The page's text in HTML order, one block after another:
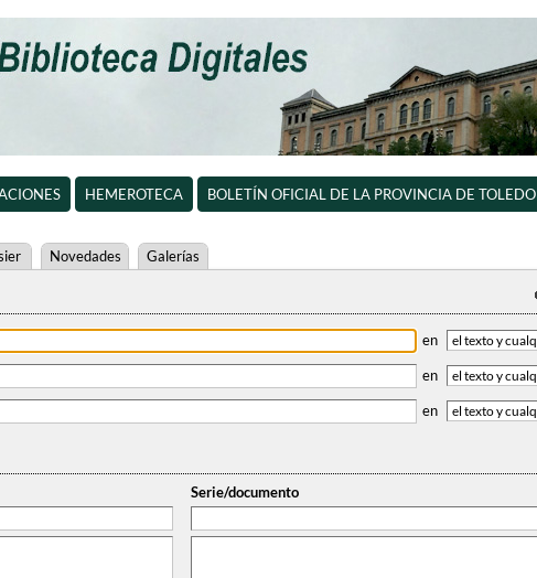
HEMEROTECA BOLETÍN OFICIAL DE LA PROVINCIA DE TOLEDO
Novedades Galerías
en
en
en
Serie/documento